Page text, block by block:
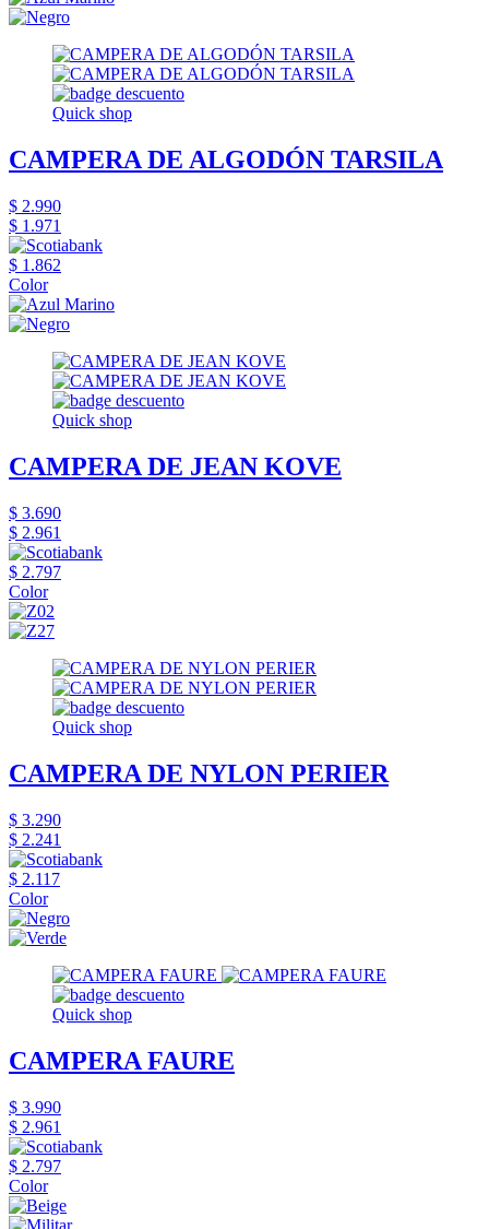
Quick shop
CAMPERA DE ALGODÓN TARSILA
$ 2.990
$ 1.971
$ 1.862
Color
Quick shop
CAMPERA DE JEAN KOVE
$ 3.690
$ 2.961
$ 2.797
Color
Quick shop
CAMPERA DE NYLON PERIER
$ 3.290
$ 2.241
$ 2.117
Color
Quick shop
CAMPERA FAURE
$ 3.990
$ 2.961
$ 2.797
Color